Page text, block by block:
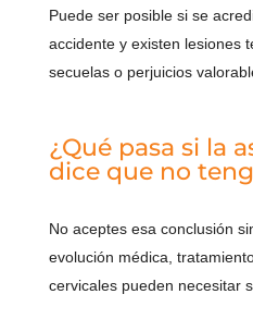
Puede ser posible si se
accidente y existen lesiones
secuelas o perjuicios
¿Qué pasa si la
dice que no
No aceptes esa conclusión
evolución médica,
cervicales pueden necesitar